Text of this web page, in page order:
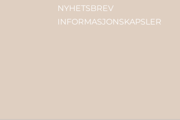
NYHETSBREV
INFORMASJONSKAPSLER